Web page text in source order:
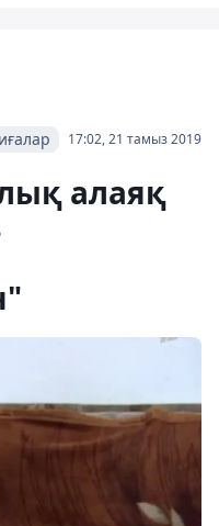
17:02, 21 тамыз 2019
алаяқ